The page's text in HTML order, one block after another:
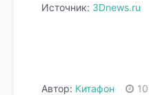
Источник: 3Dnews.ru
Автор: Китафон